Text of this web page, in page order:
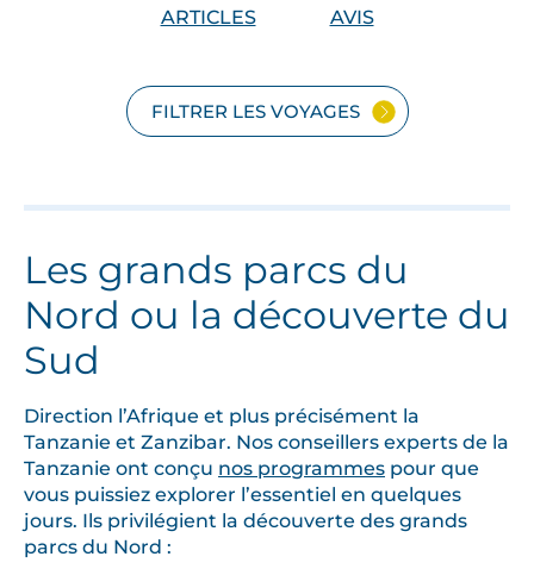
ARTICLES AVIS
FILTRER LES VOYAGES
Les grands parcs du
Nord ou la découverte du
Sud
Direction l’Afrique et plus précisément la
Tanzanie et Zanzibar. Nos conseillers experts de la
Tanzanie ont conçu nos programmes pour que
vous puissiez explorer l’essentiel en quelques
jours. Ils privilégient la découverte des grands
parcs du Nord :